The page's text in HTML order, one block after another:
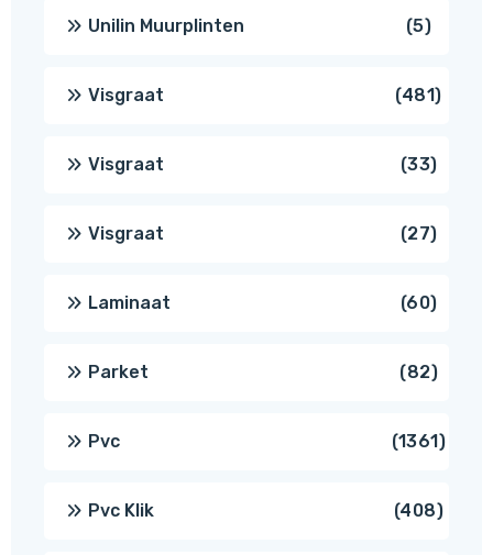
Unilin Muurplinten 55
Visgraat 481481
Visgraat 3333
Visgraat 2727
Laminaat 6060
Parket 8282
Pvc 13611361
Pvc Klik 408408